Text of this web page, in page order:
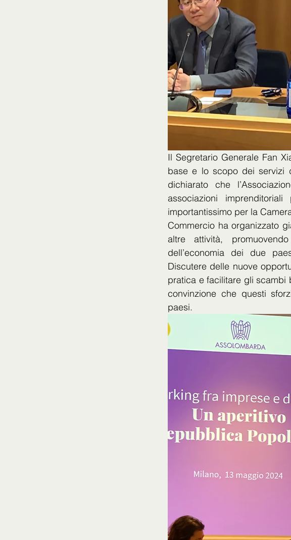
Il Segretario Generale Fan
base e lo scopo dei servizi
dichiarato che
associazioni
importantissimo per la
Commercio ha organizzato
altre attività,
dell’economia dei due
Discutere delle nuove
pratica e facilitare gli scambi
convinzione che questi
paesi.